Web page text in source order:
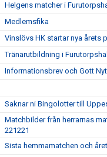
Helgens matcher i
Medlemsfika
Vinslövs HK startar nya årets
Tränarutbildning i
Informationsbrev och Gott
Saknar ni Bingolotter till
Matchbilder från herrarnas
221221
Sista hemmamatchen och